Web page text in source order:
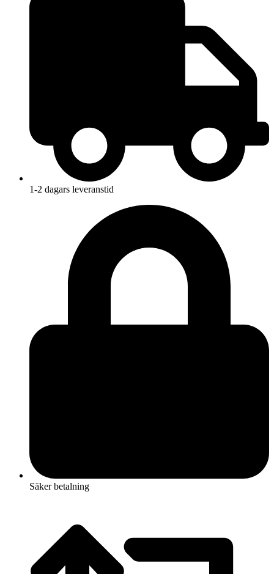
1-2 dagars leveranstid
Säker betalning